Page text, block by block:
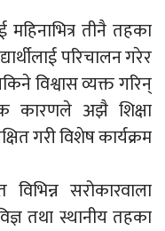
तीनै तहका
परिचालन गरेर
विश्वास व्यक्त गरिन्
कारणले अझै शिक्षा
गरी विशेष कार्यक्रम
सरोकारवाला
तथा स्थानीय तहका